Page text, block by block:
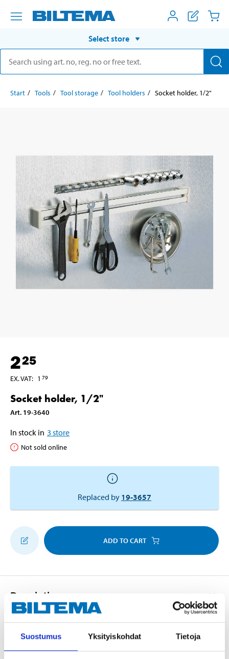
Suostumus Yksityiskohdat Tietoja
Select store
Start Tools Tool storage Tool holders Socket holder, 1/2"
225
EX. VAT: 1 79
Socket holder, 1/2"
Art. 19-3640
In stock in 3 store
Not sold online
Replaced by 19-3657
ADD TO CART
Description
Rail with 15 moveable clips for 1/2" sockets and with
mounting holes.